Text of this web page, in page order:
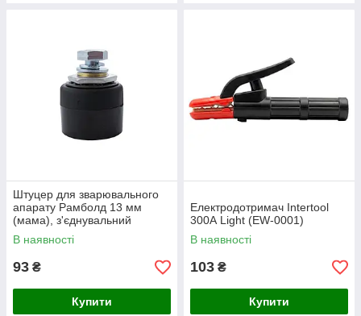
Штуцер для зварювального
апарату Рамболд 13 мм
(мама), з'єднувальний
адаптер для подачі газу
В наявності
93 ₴
Купити
Електродотримач Intertool
300А Light (EW-0001)
В наявності
103 ₴
Купити